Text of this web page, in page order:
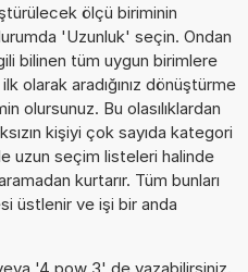
ölçü biriminin
'Uzunluk' seçin. Ondan
bilinen tüm uygun birimlere
olarak aradığınız dönüştürme
olursunuz. Bu olasılıklardan
kişiyi çok sayıda kategori
uzun seçim listeleri halinde
kurtarır. Tüm bunları
üstlenir ve işi bir anda
'4 pow 3' de yazabilirsiniz.